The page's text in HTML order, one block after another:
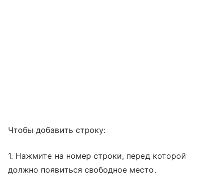
Чтобы добавить строку:
1. Нажмите на номер строки, перед которой
должно появиться свободное место.